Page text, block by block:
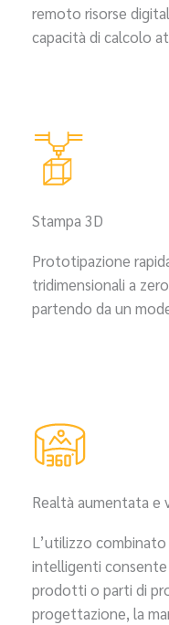
remoto risorse
capacità di calcolo
Stampa 3D
Prototipazione
tridimensionali a
partendo da un
Realtà aumentata e
L’utilizzo
intelligenti consente
prodotti o parti di
progettazione, la